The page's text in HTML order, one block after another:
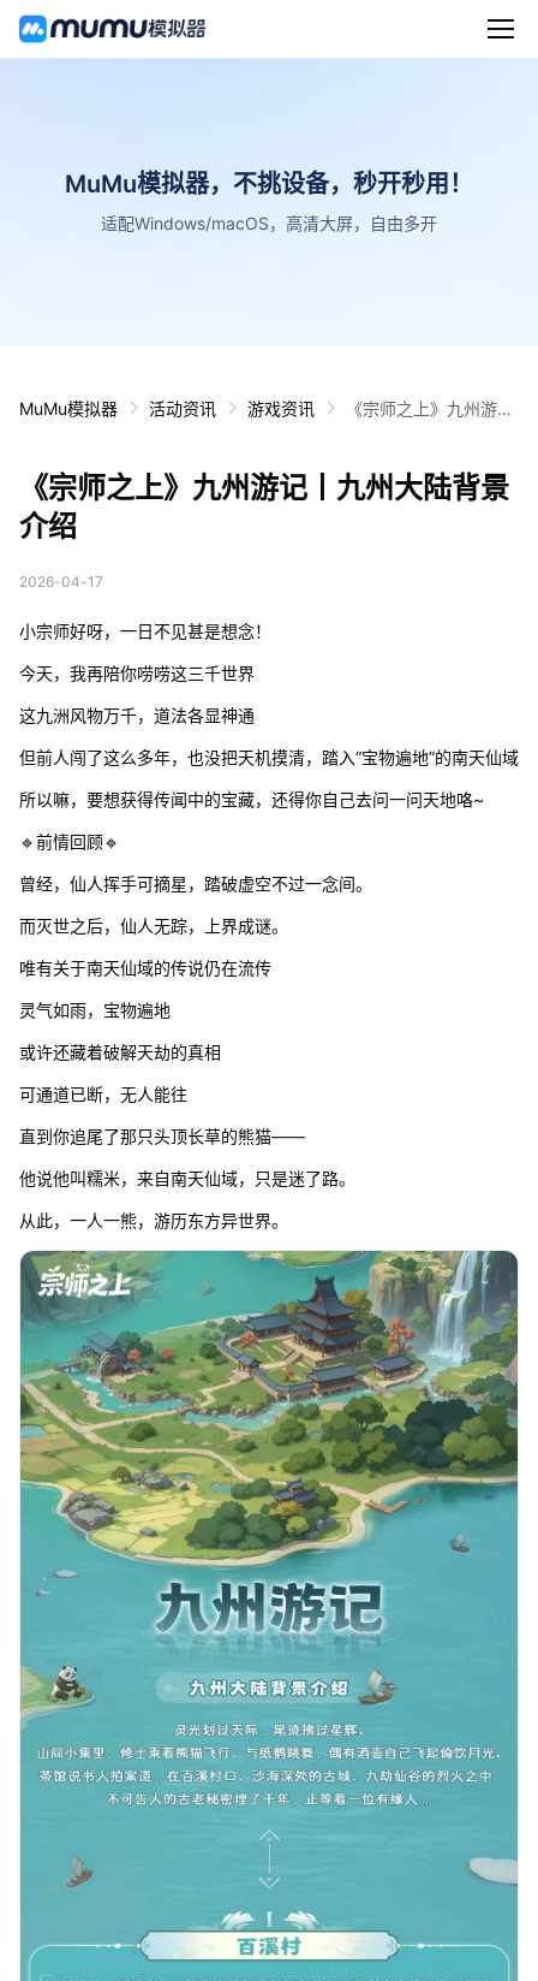
MuMu模拟器，不挑设备，秒开秒用！
适配Windows/macOS，高清大屏，自由多开
MuMu模拟器 活动资讯 游戏资讯
《宗师之上》九州游记
《宗师之上》九州游记丨九州大陆背景
介绍
2026-04-17
小宗师好呀，一日不见甚是想念！
今天，我再陪你唠唠这三千世界
这九洲风物万千，道法各显神通
但前人闯了这么多年，也没把天机摸清，踏入“宝物遍地”的南天仙域
所以嘛，要想获得传闻中的宝藏，还得你自己去问一问天地咯~
🔹前情回顾🔹
曾经，仙人挥手可摘星，踏破虚空不过一念间。
而灭世之后，仙人无踪，上界成谜。
唯有关于南天仙域的传说仍在流传
灵气如雨，宝物遍地
或许还藏着破解天劫的真相
可通道已断，无人能往
直到你追尾了那只头顶长草的熊猫——
他说他叫糯米，来自南天仙域，只是迷了路。
从此，一人一熊，游历东方异世界。